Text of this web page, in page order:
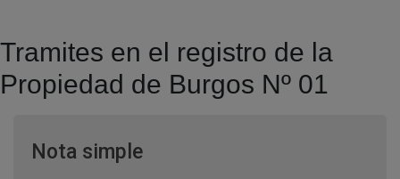
Tramites en el registro de la
Propiedad de Burgos Nº 01
Nota simpleVentana nueva